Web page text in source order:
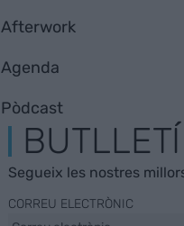
Afterwork
Agenda
Pòdcast
BUTLLETÍ
Segueix les nostres
CORREU ELECTRÒNIC